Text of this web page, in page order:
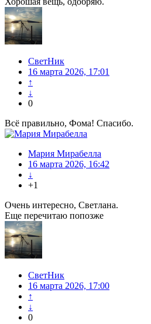
СветНик
16 марта 2026, 17:01
↑
↓
0
Всё правильно, Фома! Спасибо.
Мария Мирабелла
16 марта 2026, 16:42
↓
+1
Очень интересно, Светлана.
Еще перечитаю попозже
СветНик
16 марта 2026, 17:00
↑
↓
0